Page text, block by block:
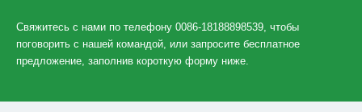
Свяжитесь с нами по телефону 0086-18188898539, чтобы
поговорить с нашей командой, или запросите бесплатное
предложение, заполнив короткую форму ниже.